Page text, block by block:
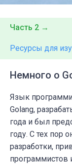
Часть 2 →
Ресурсы для
Немного о
Язык
Golang,
года и был
году. С тех пор
разработки,
программистов